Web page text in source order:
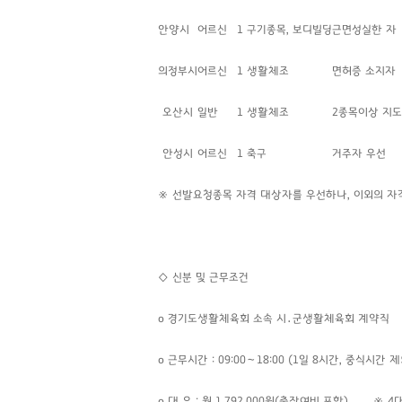
안양시 어르신 1 구기종목, 보디빌딩근면성실한 자
면허증 소지자
2종목이상 지
거주자 우선
의정부시 어르신 1 생활체조
오산시 일반 1 생활체조
안성시 어르신 1 축구
※ 선발요청종목 자격 대상자를 우선하나, 이외의 자
◇ 신분 및 근무조건
o 경기도생활체육회 소속 시․군생활체육회 계약직
o 근무시간 : 09:00〜18:00 (1일 8시간, 중식시간 제